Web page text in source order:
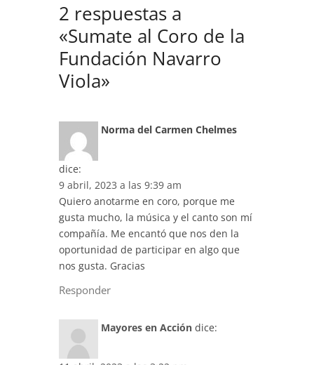
2 respuestas a
«Sumate al Coro de la
Fundación Navarro
Viola»
Norma del Carmen Chelmes
dice:
9 abril, 2023 a las 9:39 am
Quiero anotarme en coro, porque me
gusta mucho, la música y el canto son mí
compañía. Me encantó que nos den la
oportunidad de participar en algo que
nos gusta. Gracias
Responder
Mayores en Acción dice: